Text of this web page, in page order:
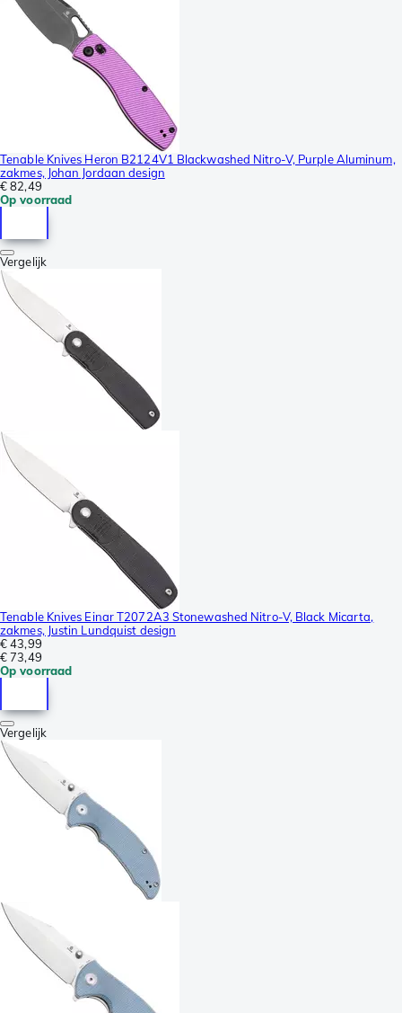
Tenable Knives Heron B2124V1 Blackwashed Nitro-V, Purple Aluminum,
zakmes, Johan Jordaan design
€ 82,49
Op voorraad
Vergelijk
Tenable Knives Einar T2072A3 Stonewashed Nitro-V, Black Micarta,
zakmes, Justin Lundquist design
€ 43,99
€ 73,49
Op voorraad
Vergelijk